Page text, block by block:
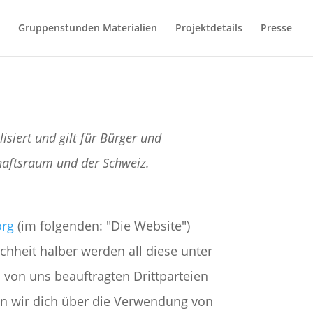
Gruppenstunden Materialien Projektdetails Presse
und gilt für Bürger und
und der Schweiz.
(im folgenden: "Die Website")
halber werden all diese unter
uns beauftragten Drittparteien
wir dich über die Verwendung von